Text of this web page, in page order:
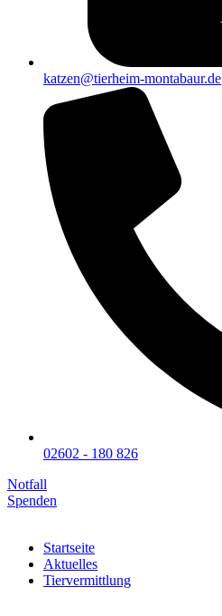
katzen@tierheim-montabaur.de
02602 - 180 826
Notfall
Spenden
Startseite
Aktuelles
Tiervermittlung